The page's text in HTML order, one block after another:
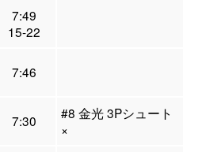
7:49
15-22
7:46
7:30
#8 金光 3Pシュート
×